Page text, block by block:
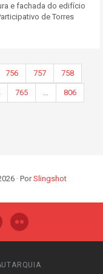
e fachada do edifício
de Torres
756 757 758
765 806
· PorSlingshot